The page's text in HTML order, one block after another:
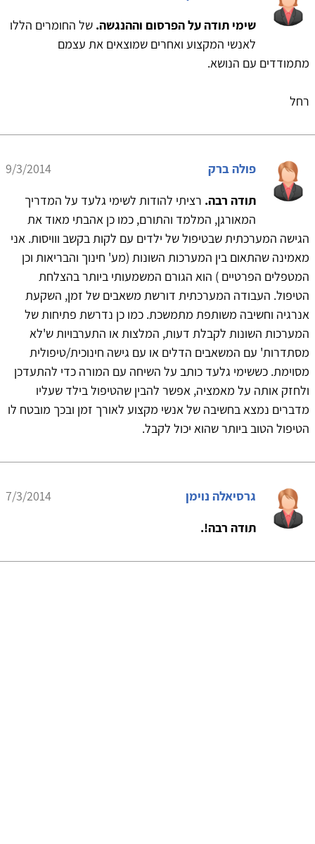
שימי תודה על הפרסום וההנגשה. של החומרים הללו
לאנשי המקצוע ואחרים שמוצאים את עצמם
מתמודדים עם הנושא.
רחל
פולה ברק
9/3/2014
תודה רבה. רציתי להודות לשימי גלעד על המדריך
המאורגן, המלמד והתורם, כמו כן אהבתי מאוד את
הגישה המערכתית שבטיפול של ילדים עם לקות בקשב ווויסות. אני
מאמינה שהתאום בין המערכות השונות (מע' חינוך והבריאות וכן
המטפלים הפרטיים ) הוא הגורם המשמעותי ביותר בהצלחת
הטיפול. העבודה המערכתית דורשת משאבים של זמן, השקעת
אנרגיה וחשיבה משותפת מתמשכת. כמו כן נדרשת פתיחות של
המערכות השונות לקבלת דעות, המלצות או התערבויות ש'לא
מסתדרות' עם המשאבים הדלים או עם גישה חינוכית/טיפולית
מסוימת. כששימי גלעד כותב על השיחה עם המורה כדי להתעדכן
ולחזק אותה על מאמציה, אפשר להבין שהטיפול בילד שעליו
מדברים נמצא בחשיבה של אנשי מקצוע לאורך זמן ובכך מובטח לו
הטיפול הטוב ביותר שהוא יכול לקבל.
גרסיאלה נוימן
7/3/2014
תודה רבה!.